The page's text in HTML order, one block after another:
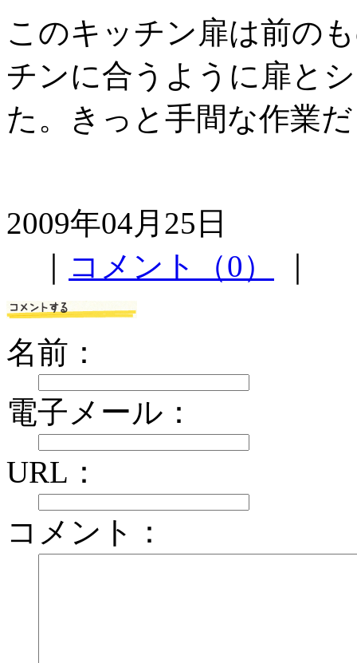
このキッチン扉は前の
チンに合うように扉と
た。きっと手間な作業
2009年04月25日
コメント（0）
名前：
電子メール：
URL：
コメント：